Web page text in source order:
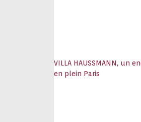
VILLA HAUSSMANN, un
en plein Paris